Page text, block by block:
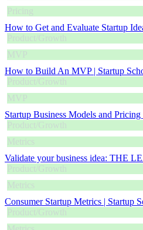
Pricing
How to Get and Evaluate Startup
Product/Growth
MVP
How to Build An MVP | Startup
Product/Growth
MVP
Startup Business Models and
Product/Growth
Metrics
Validate your business idea: THE
Product/Growth
Metrics
Consumer Startup Metrics | Startup
Product/Growth